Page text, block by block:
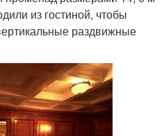
из гостиной, чтобы
раздвижные